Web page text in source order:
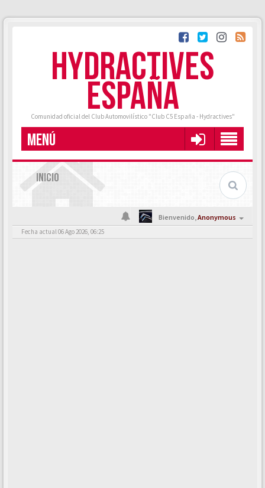
HYDRACTIVES
ESPAÑA
Comunidad oficial del Club Automovilístico "Club C5 España - Hydractives"
MENÚ
INICIO
Bienvenido,Anonymous
Fecha actual 06 Ago 2026, 06:25